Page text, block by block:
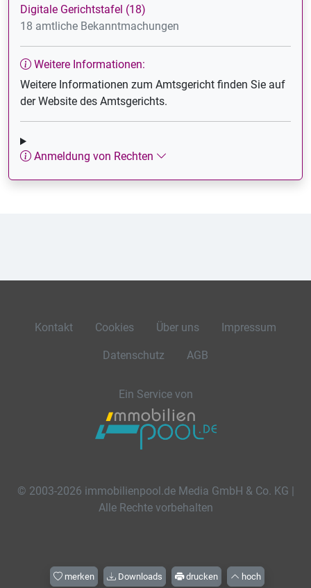
Digitale Gerichtstafel (18)
18 amtliche Bekanntmachungen
Weitere Informationen:
Weitere Informationen zum Amtsgericht finden Sie auf
der Website des Amtsgerichts.
Anmeldung von Rechten
merken Downloads drucken hoch
Kontakt Cookies Über uns Impressum
Datenschutz AGB
Ein Service von
© 2003-2026 immobilienpool.de Media GmbH & Co. KG |
Alle Rechte vorbehalten